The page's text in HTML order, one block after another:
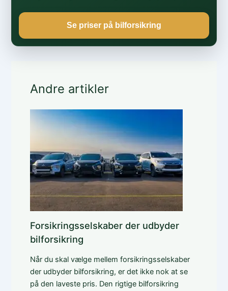
Se priser på bilforsikring
Andre artikler
Forsikringsselskaber der udbyder
bilforsikring
Når du skal vælge mellem forsikringsselskaber
der udbyder bilforsikring, er det ikke nok at se
på den laveste pris. Den rigtige bilforsikring